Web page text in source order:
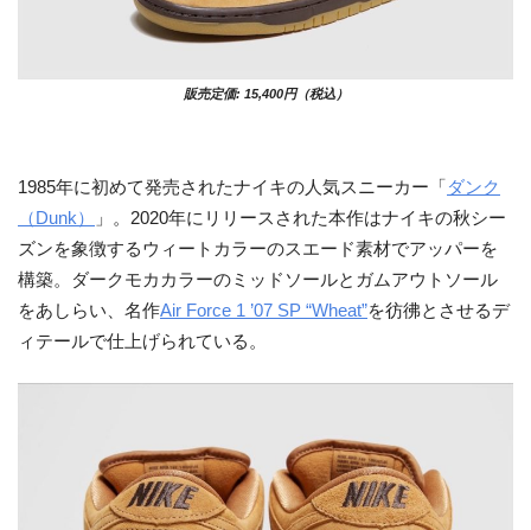
販売定価: 15,400円（税込）
1985年に初めて発売されたナイキの人気スニーカー「 ダンク
（Dunk）
」。2020年にリリースされた本作はナイキの秋シー
ズンを象徴するウィートカラーのスエード素材でアッパーを
構築。ダークモカカラーのミッドソールとガムアウトソール
をあしらい、名作Air Force 1 ’07 SP “Wheat”を彷彿とさせるデ
ィテールで仕上げられている。